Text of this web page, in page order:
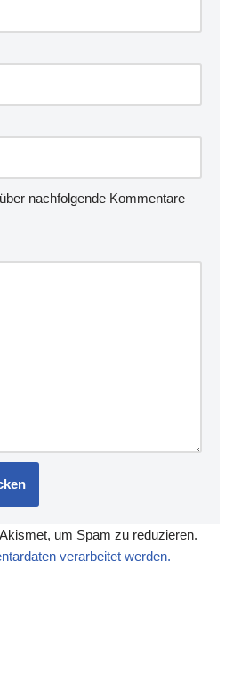
nachfolgende Kommentare
um Spam zu reduzieren.
verarbeitet werden.